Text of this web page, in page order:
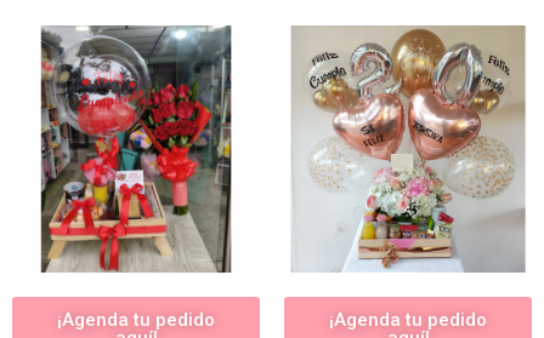
¡Agenda tu pedido
¡Agenda tu pedido